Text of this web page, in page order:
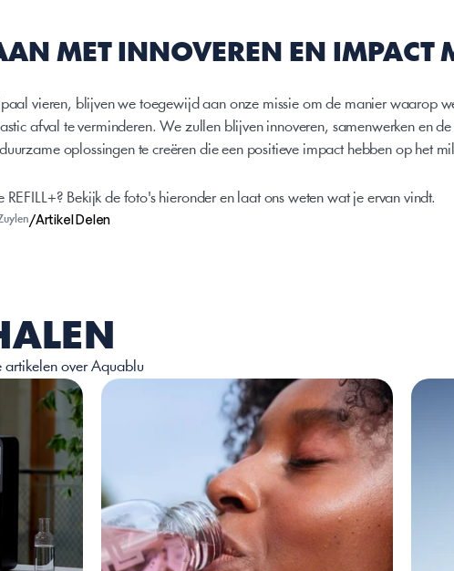
MET INNOVEREN EN IMPACT
vieren, blijven we toegewijd aan onze missie om de manier waarop
afval te verminderen. We zullen blijven innoveren, samenwerken en
oplossingen te creëren die een positieve impact hebben op het
REFILL+? Bekijk de foto's hieronder en laat ons weten wat je ervan vindt.
/Artikel Delen
artikelen over Aquablu